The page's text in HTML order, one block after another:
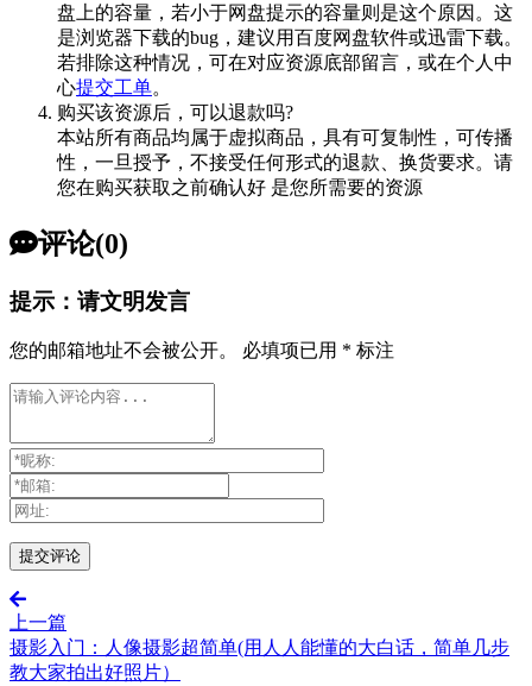
盘上的容量，若小于网盘提示的容量则是这个原因。这
是浏览器下载的bug，建议用百度网盘软件或迅雷下载。
若排除这种情况，可在对应资源底部留言，或在个人中
心提交工单。
购买该资源后，可以退款吗?
本站所有商品均属于虚拟商品，具有可复制性，可传播
性，一旦授予，不接受任何形式的退款、换货要求。请
您在购买获取之前确认好 是您所需要的资源
评论(0)
提示：请文明发言
您的邮箱地址不会被公开。 必填项已用 * 标注
上一篇
摄影入门：人像摄影超简单(用人人能懂的大白话，简单几步
教大家拍出好照片）